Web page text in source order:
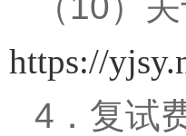
https://
4 ． 复试